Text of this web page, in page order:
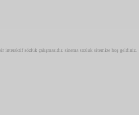
sözlük çalışmasıdır. sinema sozluk sitemize hoş geldiniz.